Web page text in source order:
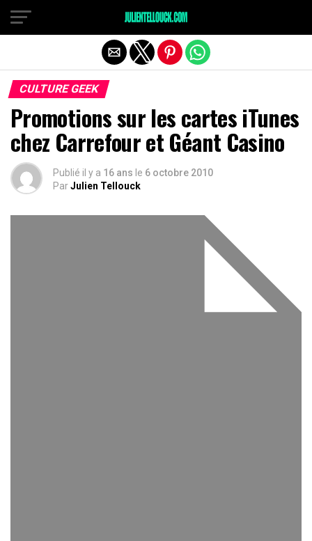
CULTURE GEEK
Promotions sur les cartes iTunes
chez Carrefour et Géant Casino
Publié il y a 16 ans le 6 octobre 2010
ParJulien Tellouck